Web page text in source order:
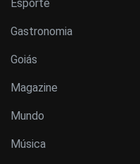
Esporte
Gastronomia
Goiás
Magazine
Mundo
Música